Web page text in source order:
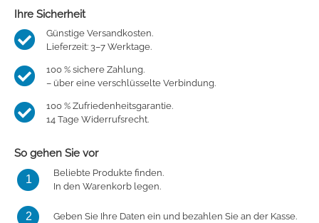
Ihre Sicherheit
Günstige Versandkosten.
Lieferzeit: 3–7 Werktage.
100 % sichere Zahlung.
– über eine verschlüsselte Verbindung.
100 % Zufriedenheitsgarantie.
14 Tage Widerrufsrecht.
So gehen Sie vor
1
Beliebte Produkte finden.
In den Warenkorb legen.
2 Geben Sie Ihre Daten ein und bezahlen Sie an der Kasse.